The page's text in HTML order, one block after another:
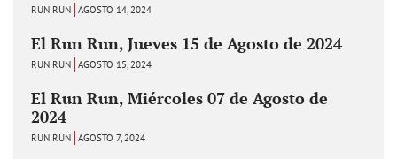
RUN RUN AGOSTO 14, 2024
El Run Run, Jueves 15 de Agosto de 2024
RUN RUN AGOSTO 15, 2024
El Run Run, Miércoles 07 de Agosto de
2024
RUN RUN AGOSTO 7, 2024